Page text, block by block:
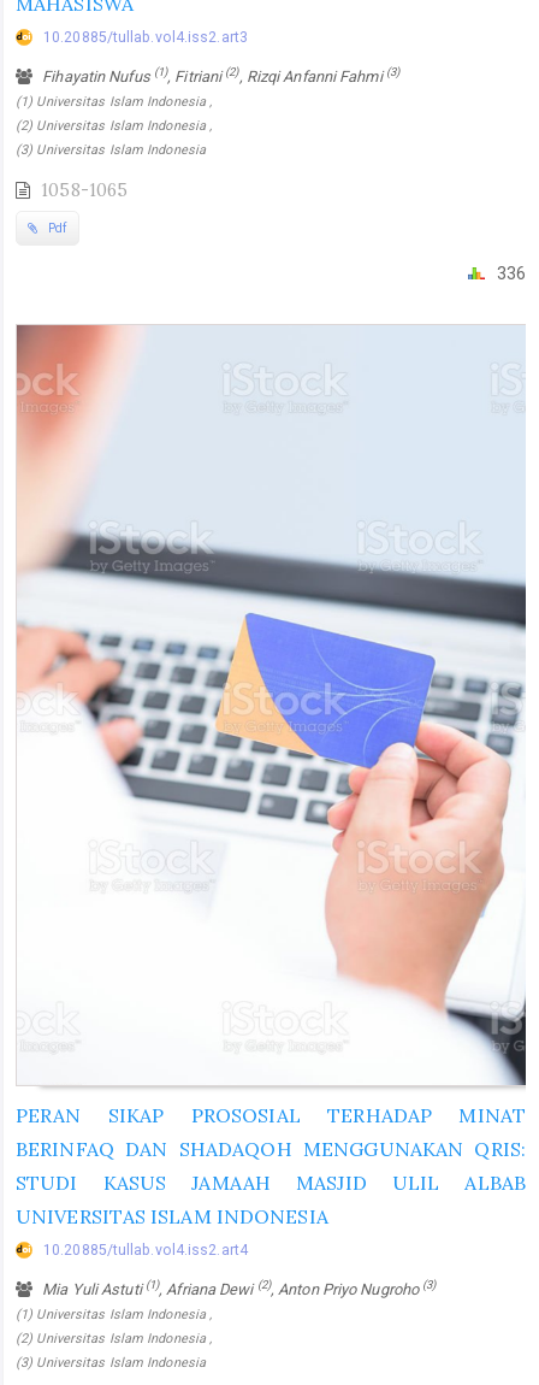
10.20885/tullab.vol4.iss2.art3
Fihayatin Nufus (1), Fitriani(2), Rizqi Anfanni Fahmi(3)
(1) Universitas Islam Indonesia ,
(2) Universitas Islam Indonesia ,
(3) Universitas Islam Indonesia
1058-1065
Pdf
336
PERAN SIKAP PROSOSIAL TERHADAP MINAT
BERINFAQ DAN SHADAQOH MENGGUNAKAN QRIS:
STUDI KASUS JAMAAH MASJID ULIL ALBAB
UNIVERSITAS ISLAM INDONESIA
10.20885/tullab.vol4.iss2.art4
Mia Yuli Astuti(1), Afriana Dewi (2), Anton Priyo Nugroho (3)
(1) Universitas Islam Indonesia ,
(2) Universitas Islam Indonesia ,
(3) Universitas Islam Indonesia